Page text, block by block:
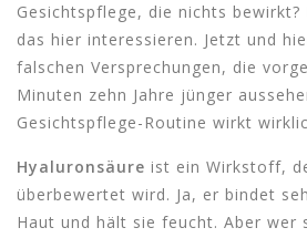
Gesichtspflege, die nichts
das hier interessieren. Jetzt und
falschen Versprechungen, die
Minuten zehn Jahre jünger
Gesichtspflege-Routine wirkt
Hyaluronsäure ist ein Wirkstoff,
überbewertet wird. Ja, er bindet
Haut und hält sie feucht. Aber wer